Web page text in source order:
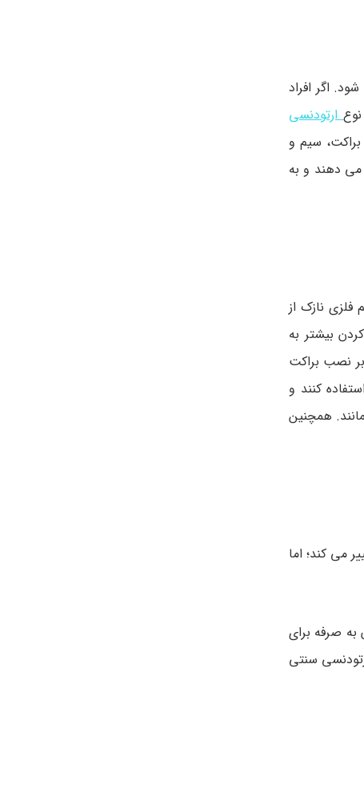
اگر افراد
ارتودنسی
سیم و
می دهند و به
نازک از
بیشتر به
نصب براکت
کنند و
همچنین
می کند؛ اما
صرفه برای
سنتی